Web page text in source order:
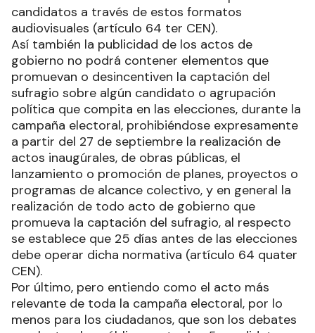
candidatos a través de estos formatos
audiovisuales (artículo 64 ter CEN).
Así también la publicidad de los actos de
gobierno no podrá contener elementos que
promuevan o desincentiven la captación del
sufragio sobre algún candidato o agrupación
política que compita en las elecciones, durante la
campaña electoral, prohibiéndose expresamente
a partir del 27 de septiembre la realización de
actos inaugúrales, de obras públicas, el
lanzamiento o promoción de planes, proyectos o
programas de alcance colectivo, y en general la
realización de todo acto de gobierno que
promueva la captación del sufragio, al respecto
se establece que 25 días antes de las elecciones
debe operar dicha normativa (artículo 64 quater
CEN).
Por último, pero entiendo como el acto más
relevante de toda la campaña electoral, por lo
menos para los ciudadanos, que son los debates